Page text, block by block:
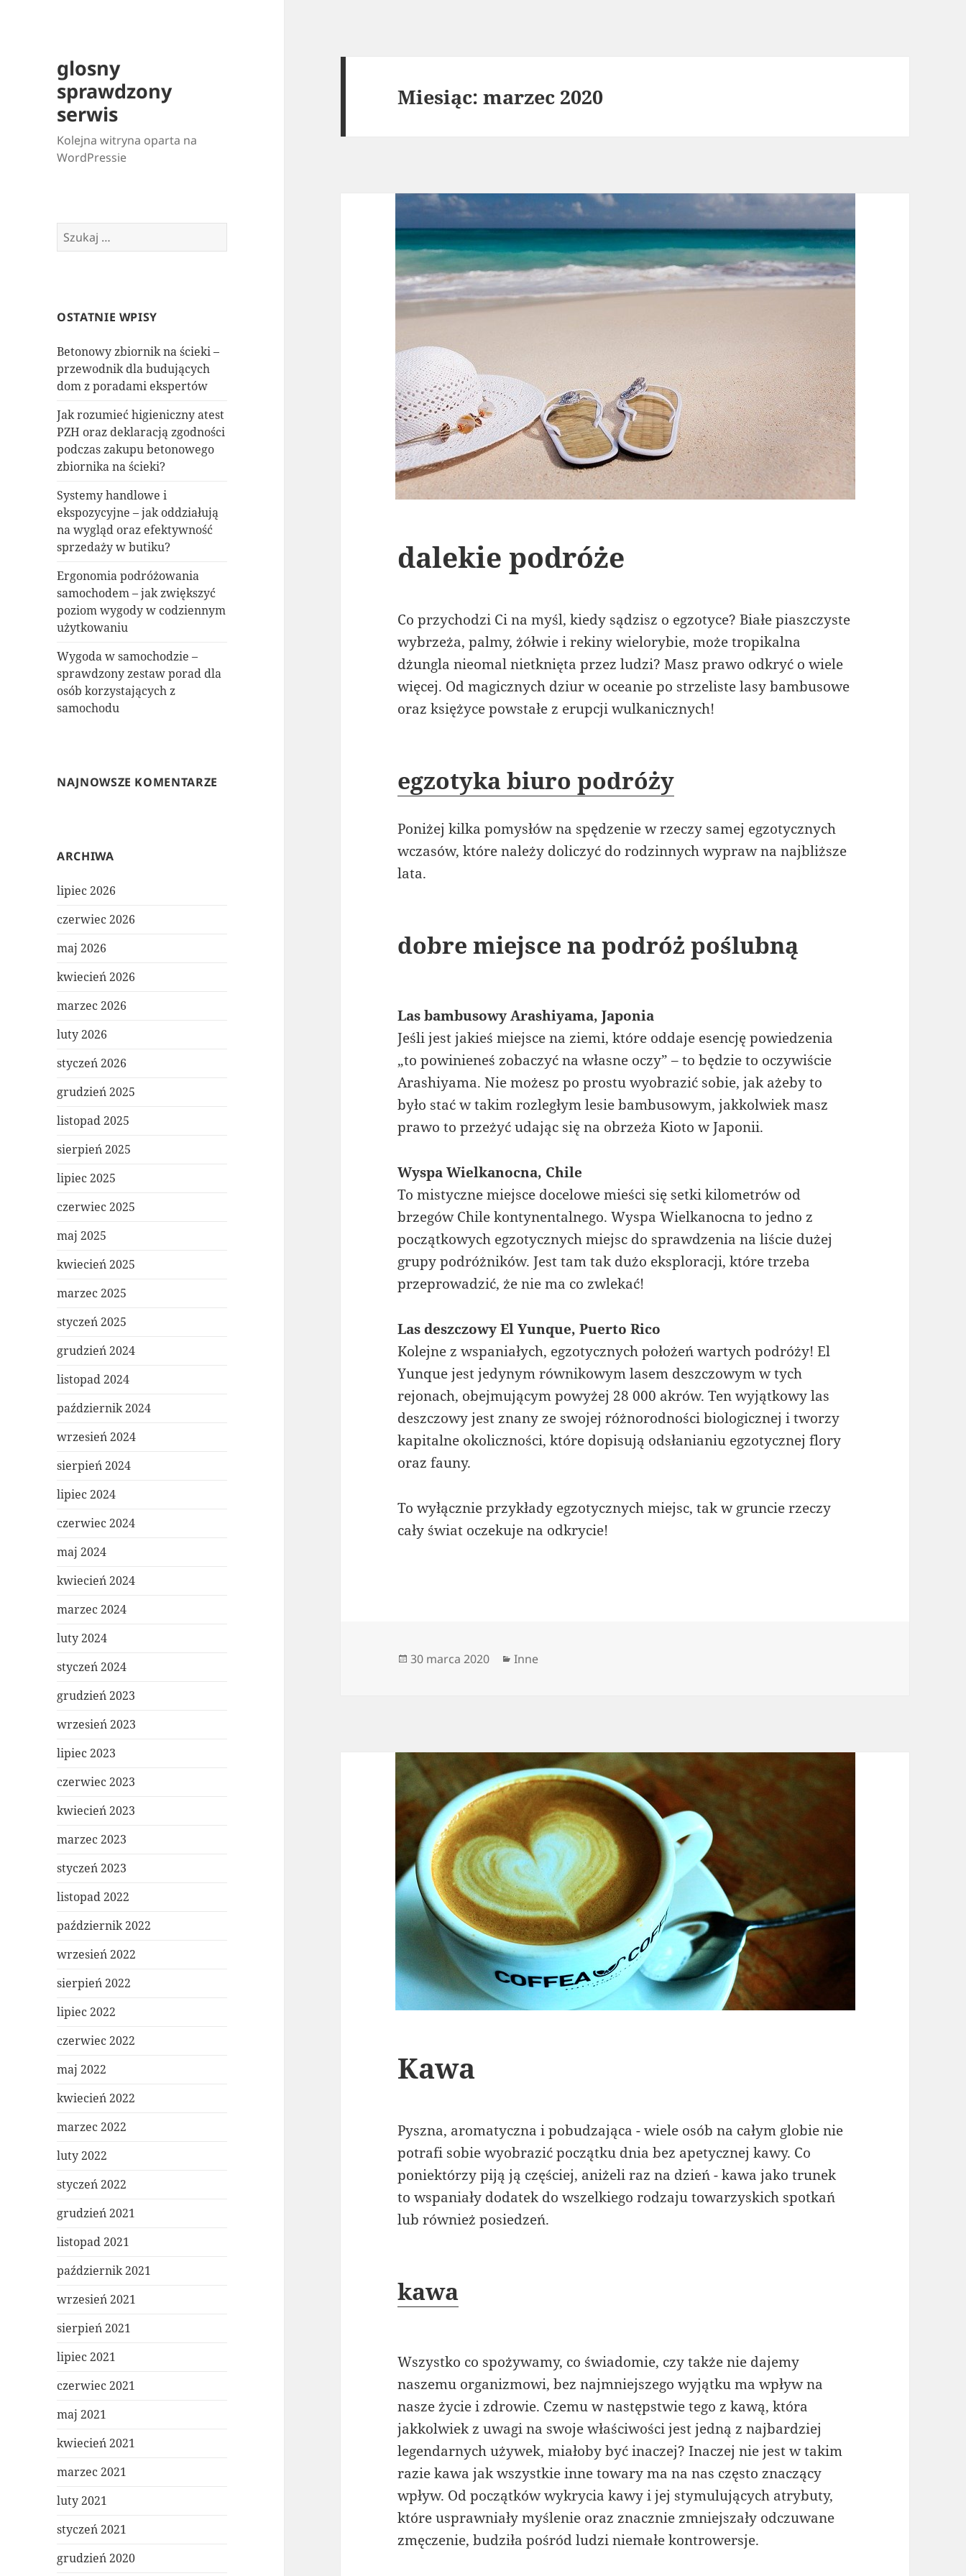
glosny
sprawdzony
serwis
Kolejna witryna oparta na
WordPressie
Szukaj:
OSTATNIE WPISY
Betonowy zbiornik na ścieki –
przewodnik dla budujących
dom z poradami ekspertów
Jak rozumieć higieniczny atest
PZH oraz deklaracją zgodności
podczas zakupu betonowego
zbiornika na ścieki?
Systemy handlowe i
ekspozycyjne – jak oddziałują
na wygląd oraz efektywność
sprzedaży w butiku?
Ergonomia podróżowania
samochodem – jak zwiększyć
poziom wygody w codziennym
użytkowaniu
Wygoda w samochodzie –
sprawdzony zestaw porad dla
osób korzystających z
samochodu
NAJNOWSZE KOMENTARZE
ARCHIWA
lipiec 2026
czerwiec 2026
maj 2026
kwiecień 2026
marzec 2026
luty 2026
styczeń 2026
grudzień 2025
listopad 2025
sierpień 2025
lipiec 2025
czerwiec 2025
maj 2025
kwiecień 2025
marzec 2025
styczeń 2025
grudzień 2024
listopad 2024
październik 2024
wrzesień 2024
sierpień 2024
lipiec 2024
czerwiec 2024
maj 2024
kwiecień 2024
marzec 2024
luty 2024
styczeń 2024
grudzień 2023
wrzesień 2023
lipiec 2023
czerwiec 2023
kwiecień 2023
marzec 2023
styczeń 2023
listopad 2022
październik 2022
wrzesień 2022
sierpień 2022
lipiec 2022
czerwiec 2022
maj 2022
kwiecień 2022
marzec 2022
luty 2022
styczeń 2022
grudzień 2021
listopad 2021
październik 2021
wrzesień 2021
sierpień 2021
lipiec 2021
czerwiec 2021
maj 2021
kwiecień 2021
marzec 2021
luty 2021
styczeń 2021
grudzień 2020
Miesiąc:marzec 2020
dalekie podróże
Co przychodzi Ci na myśl, kiedy sądzisz o egzotyce? Białe piaszczyste
wybrzeża, palmy, żółwie i rekiny wielorybie, może tropikalna
dżungla nieomal nietknięta przez ludzi? Masz prawo odkryć o wiele
więcej. Od magicznych dziur w oceanie po strzeliste lasy bambusowe
oraz księżyce powstałe z erupcji wulkanicznych!
egzotyka biuro podróży
Poniżej kilka pomysłów na spędzenie w rzeczy samej egzotycznych
wczasów, które należy doliczyć do rodzinnych wypraw na najbliższe
lata.
dobre miejsce na podróż poślubną
Las bambusowy Arashiyama, Japonia
Jeśli jest jakieś miejsce na ziemi, które oddaje esencję powiedzenia
„to powinieneś zobaczyć na własne oczy” – to będzie to oczywiście
Arashiyama. Nie możesz po prostu wyobrazić sobie, jak ażeby to
było stać w takim rozległym lesie bambusowym, jakkolwiek masz
prawo to przeżyć udając się na obrzeża Kioto w Japonii.
Wyspa Wielkanocna, Chile
To mistyczne miejsce docelowe mieści się setki kilometrów od
brzegów Chile kontynentalnego. Wyspa Wielkanocna to jedno z
początkowych egzotycznych miejsc do sprawdzenia na liście dużej
grupy podróżników. Jest tam tak dużo eksploracji, które trzeba
przeprowadzić, że nie ma co zwlekać!
Las deszczowy El Yunque, Puerto Rico
Kolejne z wspaniałych, egzotycznych położeń wartych podróży! El
Yunque jest jedynym równikowym lasem deszczowym w tych
rejonach, obejmującym powyżej 28 000 akrów. Ten wyjątkowy las
deszczowy jest znany ze swojej różnorodności biologicznej i tworzy
kapitalne okoliczności, które dopisują odsłanianiu egzotycznej flory
oraz fauny.
To wyłącznie przykłady egzotycznych miejsc, tak w gruncie rzeczy
cały świat oczekuje na odkrycie!
Data
30 marca 2020 Kategorie
Inne
Kawa
Pyszna, aromatyczna i pobudzająca - wiele osób na całym globie nie
potrafi sobie wyobrazić początku dnia bez apetycznej kawy. Co
poniektórzy piją ją częściej, aniżeli raz na dzień - kawa jako trunek
to wspaniały dodatek do wszelkiego rodzaju towarzyskich spotkań
lub również posiedzeń.
kawa
Wszystko co spożywamy, co świadomie, czy także nie dajemy
naszemu organizmowi, bez najmniejszego wyjątku ma wpływ na
nasze życie i zdrowie. Czemu w następstwie tego z kawą, która
jakkolwiek z uwagi na swoje właściwości jest jedną z najbardziej
legendarnych używek, miałoby być inaczej? Inaczej nie jest w takim
razie kawa jak wszystkie inne towary ma na nas często znaczący
wpływ. Od początków wykrycia kawy i jej stymulujących atrybuty,
które usprawniały myślenie oraz znacznie zmniejszały odczuwane
zmęczenie, budziła pośród ludzi niemałe kontrowersje.